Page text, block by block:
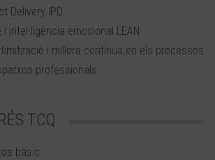
Delivery IPD
intel·ligència emocional LEAN
i millora contínua en els processos
professionals
TCQ
bàsic